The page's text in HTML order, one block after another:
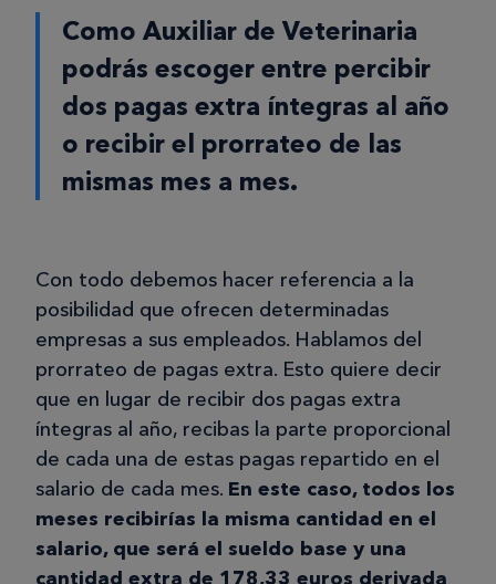
Como Auxiliar de Veterinaria
podrás escoger entre percibir
dos pagas extra íntegras al año
o recibir el prorrateo de las
mismas mes a mes.
Con todo debemos hacer referencia a la
posibilidad que ofrecen determinadas
empresas a sus empleados. Hablamos del
prorrateo de pagas extra. Esto quiere decir
que en lugar de recibir dos pagas extra
íntegras al año, recibas la parte proporcional
de cada una de estas pagas repartido en el
salario de cada mes. En este caso, todos los
meses recibirías la misma cantidad en el
salario, que será el sueldo base y una
cantidad extra de 178,33 euros derivada